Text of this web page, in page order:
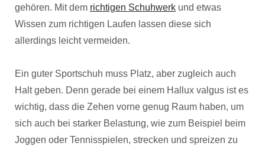
gehören. Mit dem richtigen Schuhwerk und etwas
Wissen zum richtigen Laufen lassen diese sich
allerdings leicht vermeiden.
Ein guter Sportschuh muss Platz, aber zugleich auch
Halt geben. Denn gerade bei einem Hallux valgus ist es
wichtig, dass die Zehen vorne genug Raum haben, um
sich auch bei starker Belastung, wie zum Beispiel beim
Joggen oder Tennisspielen, strecken und spreizen zu